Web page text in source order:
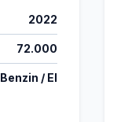
2022
72.000
Benzin / El